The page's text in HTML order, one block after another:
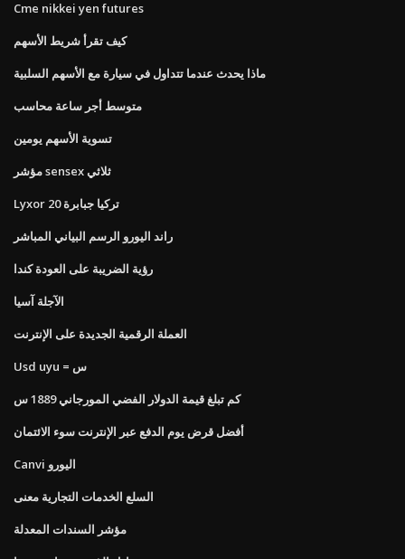
Cme nikkei yen futures
كيف تقرأ شريط الأسهم
ماذا يحدث عندما تتداول في سيارة مع الأسهم السلبية
متوسط ​​أجر ساعة محاسب
تسوية الأسهم يومين
مؤشر sensex ثلاثي
Lyxor تركيا جبابرة 20
راند اليورو الرسم البياني المباشر
رؤية الضريبة على العودة كندا
الآجلة آسيا
العملة الرقمية الجديدة على الإنترنت
Usd uyu = س
كم تبلغ قيمة الدولار الفضي المورجاني 1889 س
أفضل قرض يوم الدفع عبر الإنترنت سوء الائتمان
Canvi اليورو
السلع الخدمات التجارية معنى
مؤشر السندات المعدلة